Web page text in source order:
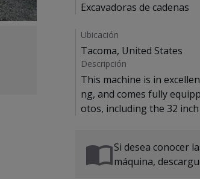
Excavadoras de cadenas
Ubicación
Tacoma, United States
Descripción
This machine is in
ng, and comes fully
otos, including the 32
Si desea conocer
máquina,